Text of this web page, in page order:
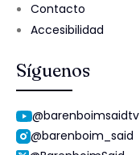
Contacto
Accesibilidad
Síguenos
@barenboimsaidtv
@barenboim_said